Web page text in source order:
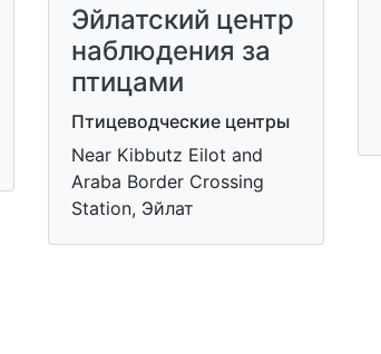
Эйлатский центр
наблюдения за
птицами
Птицеводческие центры
Near Kibbutz Eilot and
Araba Border Crossing
Station, Эйлат